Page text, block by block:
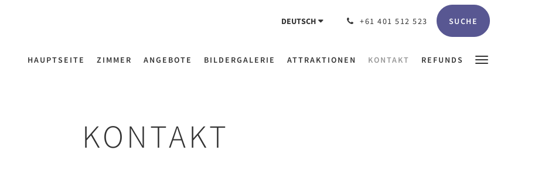
DEUTSCH +61 401 512 523 SUCHE
HAUPTSEITE ZIMMER ANGEBOTE BILDERGALERIE ATTRAKTIONEN KONTAKT REFUNDS
KONTAKT